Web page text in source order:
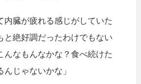
内臓が疲れる感じがしていた
と絶好調だったわけでもない
んなもんなかな？食べ続けた
んじゃないかな」